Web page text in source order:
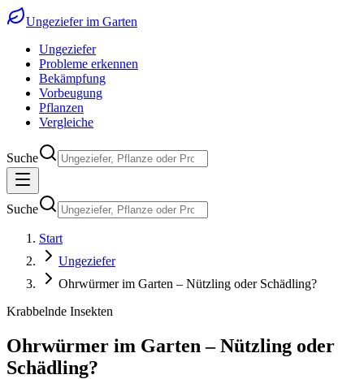
Ungeziefer im Garten
Ungeziefer
Probleme erkennen
Bekämpfung
Vorbeugung
Pflanzen
Vergleiche
Suche
Suche
Start
Ungeziefer
Ohrwürmer im Garten – Nützling oder Schädling?
Krabbelnde Insekten
Ohrwürmer im Garten – Nützling oder
Schädling?